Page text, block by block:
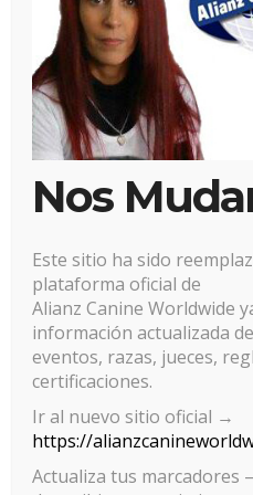
Gestionar el
de las cookies
Para ofrecer las mejores
Nos
Este sitio ha sido
plataforma oficial de
Alianz Canine Worldwide
información actualizada de
eventos, razas, jueces,
certificaciones.
Ir al nuevo sitio oficial →
https://
Actualiza tus marcadores